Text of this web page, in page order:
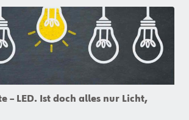
Kostenstellenbarcodes
Erstellen
Mit
Dem
– LED. Ist doch alles nur Licht,